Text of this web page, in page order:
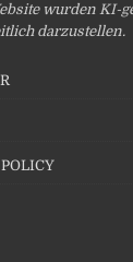
wurden KI-
darzustellen.